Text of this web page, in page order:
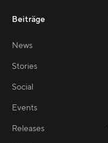
Beiträge
News
Stories
Social
Events
Releases